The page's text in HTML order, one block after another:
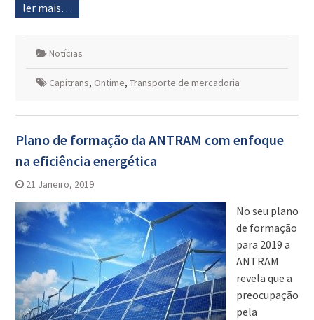
ler mais…
Notícias
Capitrans, Ontime, Transporte de mercadoria
Plano de formação da ANTRAM com enfoque
na eficiência energética
21 Janeiro, 2019
No seu plano
de formação
para 2019 a
ANTRAM
revela que a
preocupação
pela